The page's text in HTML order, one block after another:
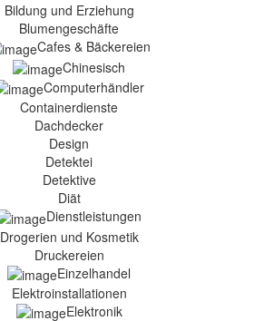
Bildung und Erziehung
Blumengeschäfte
Cafes & Bäckereien
Chinesisch
Computerhändler
Containerdienste
Dachdecker
Design
Detektei
Detektive
Diät
Dienstleistungen
Drogerien und Kosmetik
Druckereien
Einzelhandel
Elektroinstallationen
Elektronik